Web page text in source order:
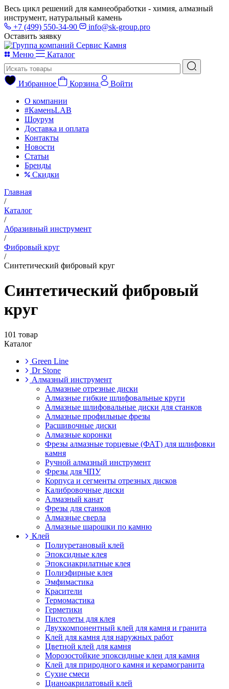
Весь цикл решений для камнеобработки - химия, алмазный
инструмент, натуральный камень
+7 (499) 550-34-90
info@sk-group.pro
Оставить заявку
Меню Каталог
Избранное Корзина
Войти
О компании
#КаменьLAB
Шоурум
Доставка и оплата
Контакты
Новости
Статьи
Бренды
Скидки
Главная
/
Каталог
/
Абразивный инструмент
/
Фибровый круг
/
Синтетический фибровый круг
Синтетический фибровый
круг
101 товар
Каталог
Green Line
Dr Stone
Алмазный инструмент
Алмазные отрезные диски
Алмазные гибкие шлифовальные круги
Алмазные шлифовальные диски для станков
Алмазные профильные фрезы
Расшивочные диски
Алмазные коронки
Фрезы алмазные торцевые (ФАТ) для шлифовки
камня
Ручной алмазный инструмент
Фрезы для ЧПУ
Корпуса и сегменты отрезных дисков
Калибровочные диски
Алмазный канат
Фрезы для станков
Алмазные сверла
Алмазные шарошки по камню
Клей
Полиуретановый клей
Эпоксидные клея
Эпоксиакрилатные клея
Полиэфирные клея
Эмфимастика
Красители
Термомастика
Герметики
Пистолеты для клея
Двухкомпонентный клей для камня и гранита
Клей для камня для наружных работ
Цветной клей для камня
Морозостойкие эпоксидные клеи для камня
Клей для природного камня и керамогранита
Сухие смеси
Цианоакрилатовый клей